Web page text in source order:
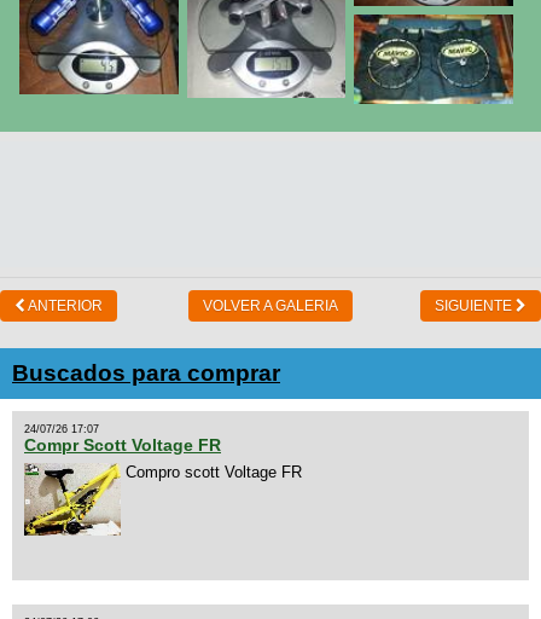
ANTERIOR VOLVER A GALERIA SIGUIENTE
Buscados para comprar
24/07/26 17:07
Compr Scott Voltage FR
Compro scott Voltage FR